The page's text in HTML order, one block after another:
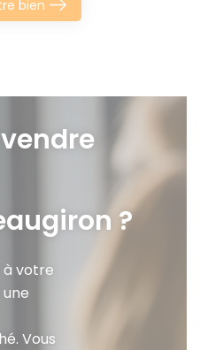
bien
?
à votre
Vous